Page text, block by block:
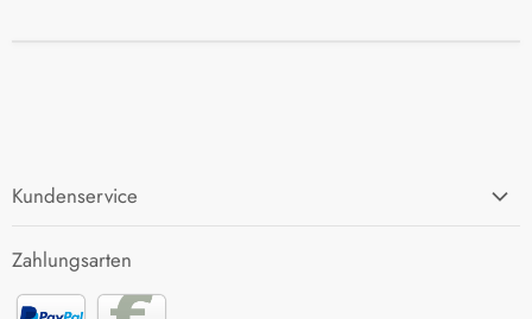
Kundenservice
Zahlung und Versand
Rücksendung
Zahlungsarten